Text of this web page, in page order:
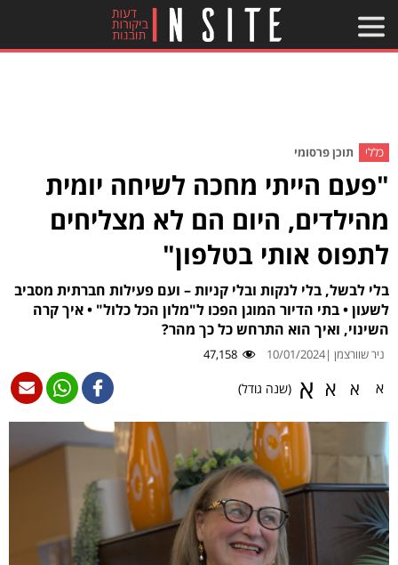
כללי תוכן פרסומי
"פעם הייתי מחכה לשיחה יומית
מהילדים, היום הם לא מצליחים
לתפוס אותי בטלפון"
בלי לבשל, בלי לנקות ובלי קניות – ועם פעילות חברתית מסביב
לשעון • בתי הדיור המוגן הפכו ל"מלון הכל כלול" • איך קרה
השינוי, ואיך הוא התרחש כל כך מהר?
ניר שוורצמן |10/01/2024
47,158
א א א א (שנה גודל)